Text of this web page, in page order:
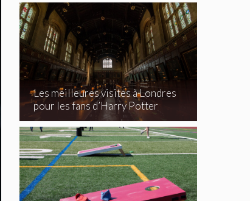
Les meilleures visites à Londres
pour les fans d’Harry Potter